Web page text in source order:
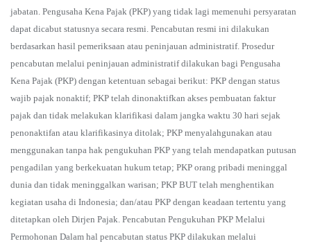
jabatan. Pengusaha Kena Pajak (PKP) yang tidak lagi memenuhi persyaratan
dapat dicabut statusnya secara resmi. Pencabutan resmi ini dilakukan
berdasarkan hasil pemeriksaan atau peninjauan administratif. Prosedur
pencabutan melalui peninjauan administratif dilakukan bagi Pengusaha
Kena Pajak (PKP) dengan ketentuan sebagai berikut: PKP dengan status
wajib pajak nonaktif; PKP telah dinonaktifkan akses pembuatan faktur
pajak dan tidak melakukan klarifikasi dalam jangka waktu 30 hari sejak
penonaktifan atau klarifikasinya ditolak; PKP menyalahgunakan atau
menggunakan tanpa hak pengukuhan PKP yang telah mendapatkan putusan
pengadilan yang berkekuatan hukum tetap; PKP orang pribadi meninggal
dunia dan tidak meninggalkan warisan; PKP BUT telah menghentikan
kegiatan usaha di Indonesia; dan/atau PKP dengan keadaan tertentu yang
ditetapkan oleh Dirjen Pajak. Pencabutan Pengukuhan PKP Melalui
Permohonan Dalam hal pencabutan status PKP dilakukan melalui